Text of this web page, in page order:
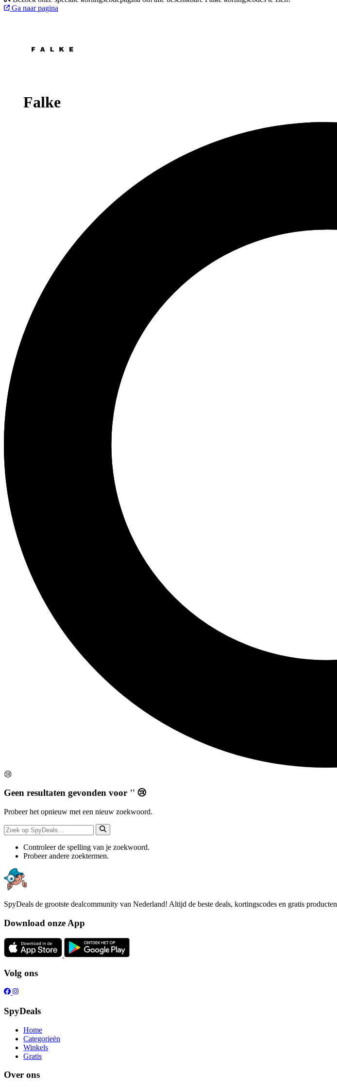
Ga naar pagina
Falke
😢
Geen resultaten gevonden voor '' 😢
Probeer het opnieuw met een nieuw zoekwoord.
Controleer de spelling van je zoekwoord.
Probeer andere zoektermen.
SpyDeals de grootste dealcommunity van Nederland! Altijd de beste deals, kortingscodes en gratis producten
Download onze App
Volg ons
SpyDeals
Home
Categorieën
Winkels
Gratis
Over ons